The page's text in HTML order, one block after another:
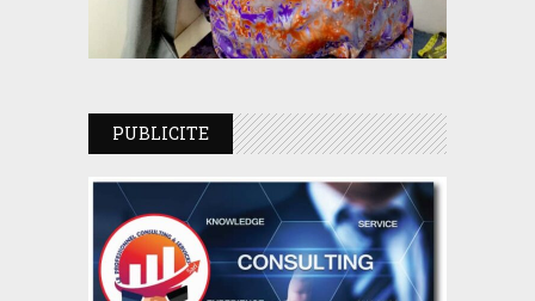
PUBLICITE